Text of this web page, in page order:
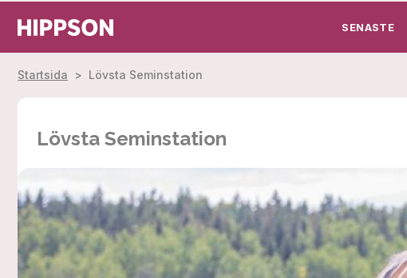
SENASTE
Startsida > Lövsta Seminstation
Lövsta Seminstation